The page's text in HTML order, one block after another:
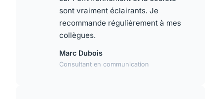
sont vraiment éclairants. Je
recommande régulièrement à mes
collègues.
Marc Dubois
Consultant en communication